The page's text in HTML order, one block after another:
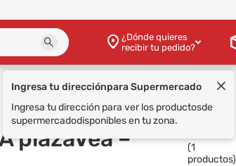
¿Dónde quieres
recibir tu pedido?
plazaVea –
(1
productos)